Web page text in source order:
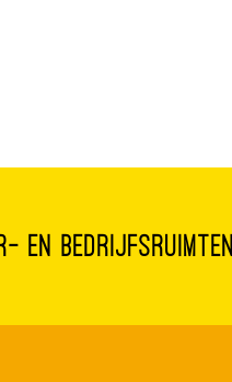
en bedrijfsruimten